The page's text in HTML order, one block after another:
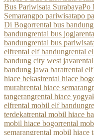
Bus Pariwisata SurabayaPo
Semarangpo pariwisatapo
Di Bogorrental bus bandung
bandungrental bus jogja
bandungrental bus
elfrental elf bandungrental
bandung city west java
bandung jawa baratrental
hiace bekasirental hiace
murahrental hiace semarang
tangerangrental hiace
elfrental mobil elf bandung
terdekatrental mobil hiace
mobil hiace bogorrental
semarangrental mobil hiace